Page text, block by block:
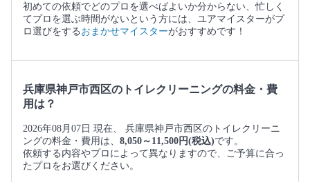
初めての依頼でどのプロを選べばよいか分からない、忙しく
てプロを選ぶ時間がないという方には、ユアマイスターがプ
ロ選びをする おまかせマイスターがおすすめです！
兵庫県神戸市西区のトイレクリーニングの料金・費
用は？
2026年08月07日 現在、 兵庫県神戸市西区のトイレクリーニ
ングの料金・費用は、 8,050～11,500円(税込)です。
依頼する内容やプロによって異なりますので、ご予算に合っ
たプロをお選びください。